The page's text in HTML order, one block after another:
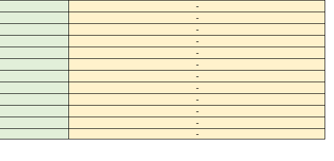
-
-
-
-
-
-
-
-
-
-
-
-